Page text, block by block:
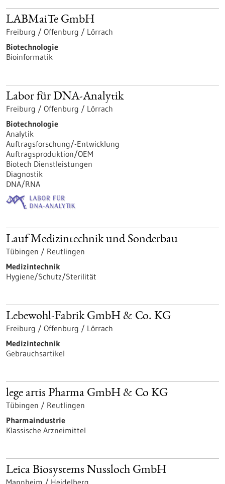
LABMaiTe GmbH
Freiburg / Offenburg / Lörrach
Biotechnologie
Bioinformatik
Labor für DNA-Analytik
Freiburg / Offenburg / Lörrach
Biotechnologie
Analytik
Auftragsforschung/-Entwicklung
Auftragsproduktion/OEM
Biotech Dienstleistungen
Diagnostik
DNA/RNA
Lauf Medizintechnik und Sonderbau
Tübingen / Reutlingen
Medizintechnik
Hygiene/Schutz/Sterilität
Lebewohl-Fabrik GmbH & Co. KG
Freiburg / Offenburg / Lörrach
Medizintechnik
Gebrauchsartikel
lege artis Pharma GmbH & Co KG
Tübingen / Reutlingen
Pharmaindustrie
Klassische Arzneimittel
Leica Biosystems Nussloch GmbH
Mannheim / Heidelberg